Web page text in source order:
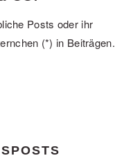
Posts oder ihr
(*) in Beiträgen.